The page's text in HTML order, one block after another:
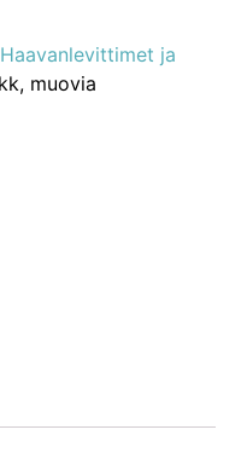
Haavanlevittimet ja
muovia